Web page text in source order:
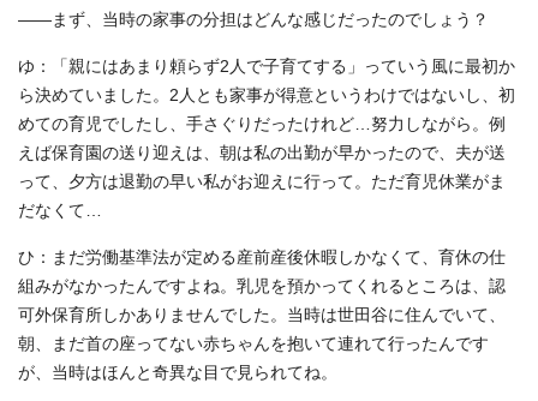
――まず、当時の家事の分担はどんな感じだったのでしょう？
ゆ：「親にはあまり頼らず2人で子育てする」っていう風に最初か
ら決めていました。2人とも家事が得意というわけではないし、初
めての育児でしたし、手さぐりだったけれど…努力しながら。例
えば保育園の送り迎えは、朝は私の出勤が早かったので、夫が送
って、夕方は退勤の早い私がお迎えに行って。ただ育児休業がま
だなくて…
ひ：まだ労働基準法が定める産前産後休暇しかなくて、育休の仕
組みがなかったんですよね。乳児を預かってくれるところは、認
可外保育所しかありませんでした。当時は世田谷に住んでいて、
朝、まだ首の座ってない赤ちゃんを抱いて連れて行ったんです
が、当時はほんと奇異な目で見られてね。